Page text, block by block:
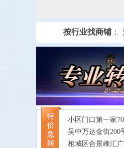
按行业找商铺：
小区门口第一家
吴中万达金街200
相城区合景峰汇